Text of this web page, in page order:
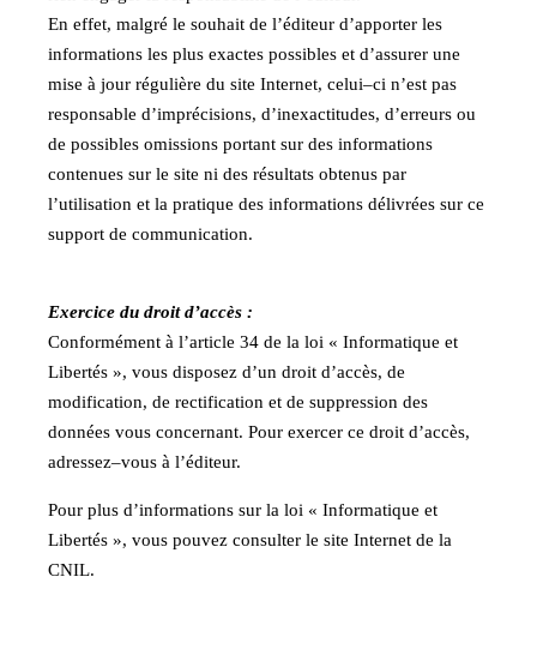
En effet, malgré le souhait de l’éditeur d’apporter les
informations les plus exactes possibles et d’assurer une
mise à jour régulière du site Internet, celui–ci n’est pas
responsable d’imprécisions, d’inexactitudes, d’erreurs ou
de possibles omissions portant sur des informations
contenues sur le site ni des résultats obtenus par
l’utilisation et la pratique des informations délivrées sur ce
support de communication.
Exercice du droit d’accès :
Conformément à l’article 34 de la loi « Informatique et
Libertés », vous disposez d’un droit d’accès, de
modification, de rectification et de suppression des
données vous concernant. Pour exercer ce droit d’accès,
adressez–vous à l’éditeur.
Pour plus d’informations sur la loi « Informatique et
Libertés », vous pouvez consulter le site Internet de la
CNIL.